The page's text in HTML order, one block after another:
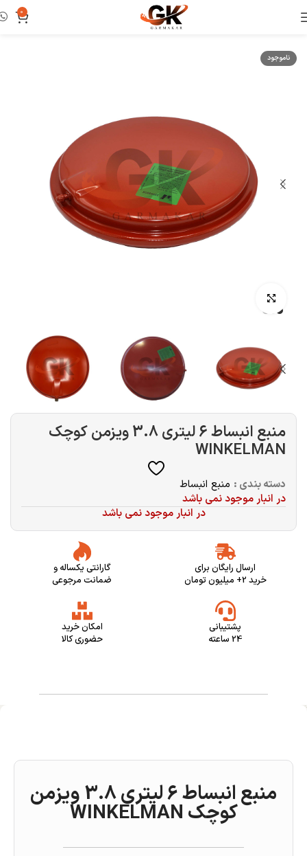
0
ناموجود
منبع انبساط 6 لیتری 3.8 ویزمن کوچک
WINKELMAN
دسته بندی : منبع انبساط
در انبار موجود نمی باشد
در انبار موجود نمی باشد
ارسال رایگان برای
خرید 2+ میلیون تومان
گارانتی یکساله و
ضمانت مرجوعی
پشتیبانی
24 ساعته
امکان خرید
حضوری کالا
منبع انبساط 6 لیتری 3.8 ویزمن
کوچک WINKELMAN